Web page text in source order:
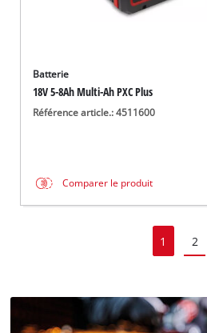
Batterie
18V 5-8Ah Multi-Ah PXC Plus
Référence article.: 4511600
Comparer le produit
1 2